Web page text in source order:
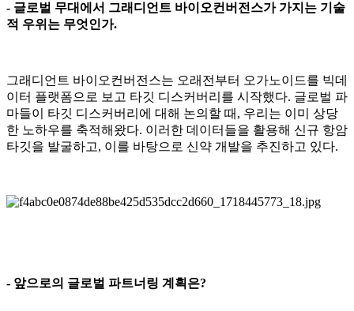
- 글로벌 무대에서 그래디언트 바이오컨버전스가 가지는 기술
적 우위는 무엇인가.
그래디언트 바이오컨버전스는 오래전부터 오가노이드를 빅데
이터 플랫폼으로 보고 타깃 디스커버리를 시작했다. 글로벌 파
마들이 타깃 디스커버리에 대해 논의할 때, 우리는 이미 상당
한 노하우를 축적해왔다. 이러한 데이터들을 활용해 신규 항암
타깃을 발굴하고, 이를 바탕으로 신약 개발을 추진하고 있다.
- 앞으로의 글로벌 파트너링 계획은?